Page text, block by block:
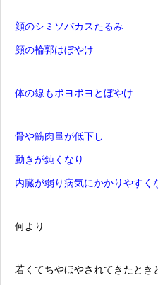
顔のシミソバカスたるみ
顔の輪郭はぼやけ
体の線もボヨボヨとぼやけ
骨や筋肉量が低下し
動きが鈍くなり
内臓が弱り病気にかかりやすく
何より
若くてちやほやされてきたとき